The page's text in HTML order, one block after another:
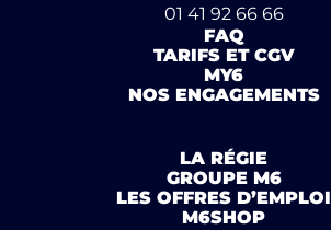
01 41 92 66 66
FAQ
TARIFS ET CGV
MY6
NOS ENGAGEMENTS
LA RÉGIE
GROUPE M6
LES OFFRES D’EMPLOI
M6SHOP